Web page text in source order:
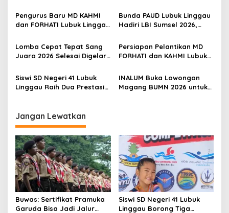
o
dan Perguruan Tinggi
Kejuaraan Akuatik
Indonesia Palembang
Pengurus Baru MD KAHMI
dan FORHATI Lubuk Linggau
Bersinergi Bangun Daerah
Bunda PAUD Lubuk Linggau
Hadiri LBI Sumsel 2026,
Keluarga dalam Tumbuh
Kembang Anak
Lomba Cepat Tepat Sang
Juara 2026 Selesai Digelar,
Penerima Penghargaan
Spesial
Persiapan Pelantikan MD
FORHATI dan KAHMI Lubuk
di Aula Embun Semimbar
UNPARI
Siswi SD Negeri 41 Lubuk
Linggau Raih Dua Prestasi
INALUM Buka Lowongan
Magang BUMN 2026 untuk
Jangan Lewatkan
Buwas: Sertifikat Pramuka
Garuda Bisa Jadi Jalur
Siswi SD Negeri 41 Lubuk
Linggau Borong Tiga